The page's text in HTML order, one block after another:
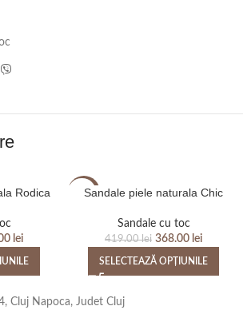
Rodica
lei
-12%
Sandale piele naturala Chic
Sandale cu toc
419.00lei 368.00 lei
SELECTEAZĂ OPȚIUNILE
Cluj Napoca, Judet Cluj